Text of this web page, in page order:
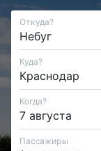
Откуда?
Куда?
Когда?
Пассажиры